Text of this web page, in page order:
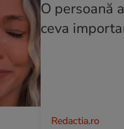
Redactia.ro